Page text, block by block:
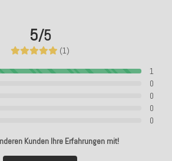
5/5
(1)
1
0
0
0
0
Kunden Ihre Erfahrungen mit!